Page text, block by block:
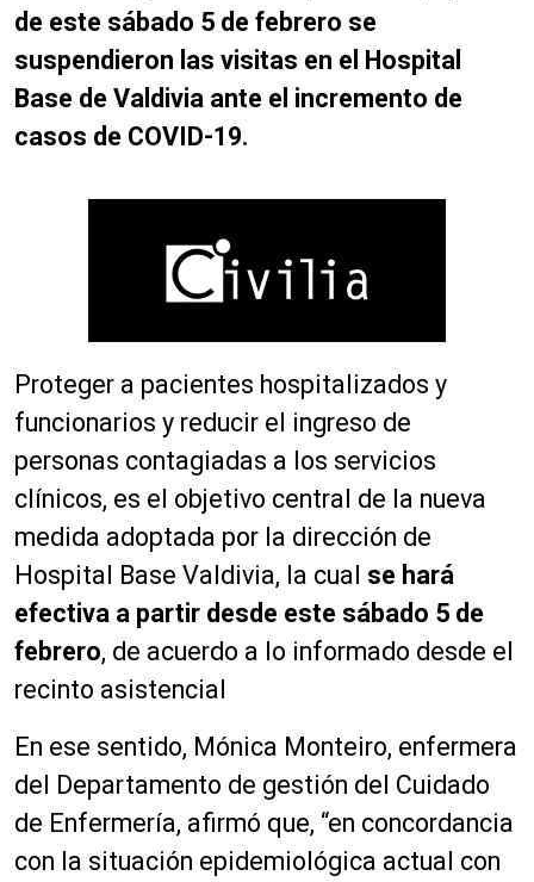
de este sábado 5 de febrero se
suspendieron las visitas en el Hospital
Base de Valdivia ante el incremento de
casos de COVID-19.
Proteger a pacientes hospitalizados y
funcionarios y reducir el ingreso de
personas contagiadas a los servicios
clínicos, es el objetivo central de la nueva
medida adoptada por la dirección de
Hospital Base Valdivia, la cual se hará
efectiva a partir desde este sábado 5 de
febrero, de acuerdo a lo informado desde el
recinto asistencial
En ese sentido, Mónica Monteiro, enfermera
del Departamento de gestión del Cuidado
de Enfermería, afirmó que, “en concordancia
con la situación epidemiológica actual con